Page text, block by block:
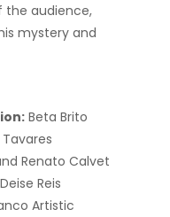
the audience,
mystery and
Beta Brito
Renato Calvet
Deise Reis
Artistic